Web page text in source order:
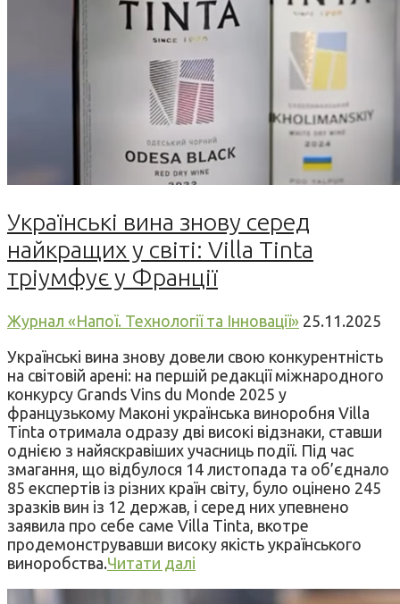
Українські вина знову серед
найкращих у світі: Villa Tinta
тріумфує у Франції
Журнал «Напої. Технології та Інновації» 25.11.2025
Українські вина знову довели свою конкурентність
на світовій арені: на першій редакції міжнародного
конкурсу Grands Vins du Monde 2025 у
французькому Маконі українська виноробня Villa
Tinta отримала одразу дві високі відзнаки, ставши
однією з найяскравіших учасниць події. Під час
змагання, що відбулося 14 листопада та об’єднало
85 експертів із різних країн світу, було оцінено 245
зразків вин із 12 держав, і серед них упевнено
заявила про себе саме Villa Tinta, вкотре
продемонструвавши високу якість українського
виноробства.Читати далі